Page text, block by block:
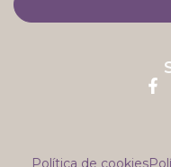
Política de cookies